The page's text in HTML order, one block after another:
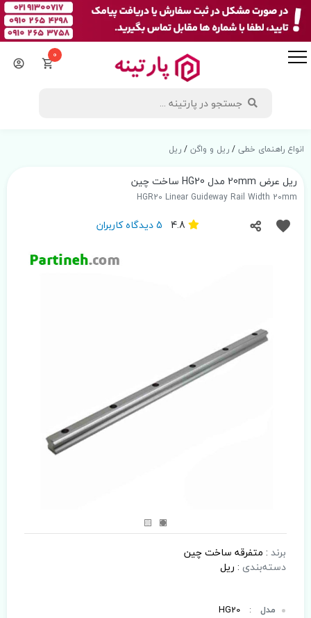
0
انواع راهنمای خطی/ریل و واگن/ریل
ریل عرض 20mm مدل HG20 ساخت چین
HGR20 Linear Guideway Rail Width 20mm
5 دیدگاه کاربران
برند : متفرقه ساخت چین
دسته‌بندی : ریل
مدل :
HG20